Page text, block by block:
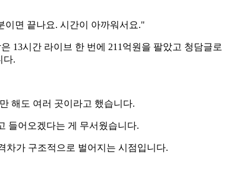
이면 끝나요. 시간이 아까워서요."
13시간 라이브 한 번에 211억원을 팔았고 청담글로
다.
해도 여러 곳이라고 했습니다.
들어오겠다는 게 무서웠습니다.
차가 구조적으로 벌어지는 시점입니다.